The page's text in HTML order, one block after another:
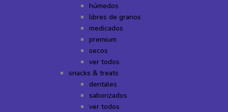
húmedos
libres de granos
medicados
premium
secos
ver todos
snacks & treats
dentales
saborizados
ver todos